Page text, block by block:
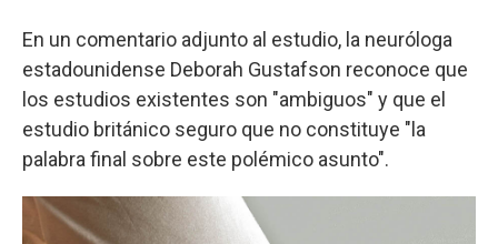
En un comentario adjunto al estudio, la neuróloga
estadounidense Deborah Gustafson reconoce que
los estudios existentes son "ambiguos" y que el
estudio británico seguro que no constituye "la
palabra final sobre este polémico asunto".